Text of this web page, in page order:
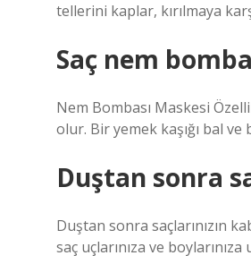
tellerini kaplar, kırılmaya
Saç nem
Nem Bombası Maskesi
olur. Bir yemek kaşığı bal
Duştan sonra
Duştan sonra saçlarınızın
saç uçlarınıza ve